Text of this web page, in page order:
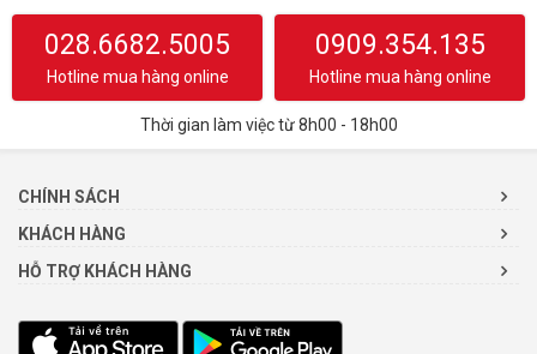
028.6682.5005
Hotline mua hàng online
0909.354.135
Hotline mua hàng online
Thời gian làm việc từ 8h00 - 18h00
CHÍNH SÁCH
KHÁCH HÀNG
HỖ TRỢ KHÁCH HÀNG